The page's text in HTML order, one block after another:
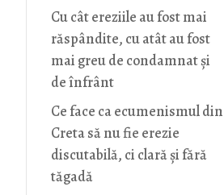
Cu cât ereziile au fost mai
răspândite, cu atât au fost
mai greu de condamnat și
de înfrânt
Ce face ca ecumenismul din
Creta să nu fie erezie
discutabilă, ci clară și fără
tăgadă